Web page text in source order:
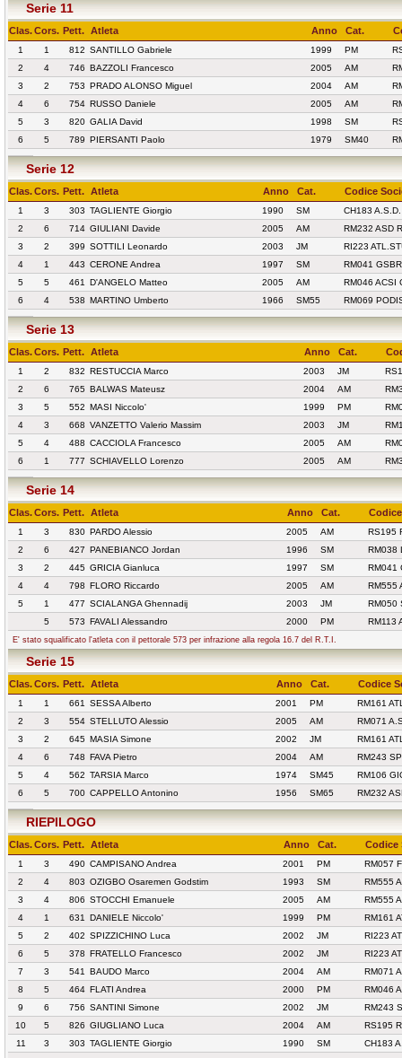
Serie 11
Clas.Cors. Pett. Atleta Anno Cat.
1 1 812 SANTILLO Gabriele 1999 PM
2
4 746 BAZZOLI Francesco 2005 AM
3
2 753 PRADO ALONSO Miguel 2004 AM
4
6 754 RUSSO Daniele 2005 AM
5
3 820 GALIA David 1998 SM
6
5 789 PIERSANTI Paolo 1979 SM40
Serie 12
Clas.Cors. Pett. Atleta Anno Cat. Codice
1 3 303 TAGLIENTE Giorgio 1990 SM
CH183
2
6 714 GIULIANI Davide 2005 AM
RM232 ASD
3
2 399 SOTTILI Leonardo 2003 JM
RI223
4
1 443 CERONE Andrea 1997 SM
RM041 GSBR
5
5 461 D'ANGELO Matteo 2005 AM
RM046 ACSI
6
4 538 MARTINO Umberto 1966 SM55 RM069
Serie 13
Clas.Cors. Pett. Atleta Anno Cat.
1 2 832 RESTUCCIA Marco 2003 JM
2
6 765 BALWAS Mateusz 2004 AM
3
5 552 MASI Niccolo' 1999 PM
4
3 668 VANZETTO Valerio Massim 2003 JM
5
4 488 CACCIOLA Francesco 2005 AM
6
1 777 SCHIAVELLO Lorenzo 2005 AM
Serie 14
Clas.Cors. Pett. Atleta Anno Cat.
1 3 830 PARDO Alessio 2005 AM
RS195
2
6 427 PANEBIANCO Jordan 1996 SM
RM038
3
2 445 GRICIA Gianluca 1997 SM
RM041
4
4 798 FLORO Riccardo 2005 AM
RM555
5
1 477 SCIALANGA Ghennadij 2003 JM
RM050
5
573 FAVALI Alessandro 2000 PM RM113
E' stato squalificato l'atleta con il pettorale 573 per infrazione alla regola 16.7 del R.T.I.
Serie 15
Clas.Cors. Pett. Atleta Anno Cat. Codice
1 1 661 SESSA Alberto 2001 PM
RM161
2
3 554 STELLUTO Alessio 2005 AM
RM071
3
2 645 MASIA Simone 2002 JM
RM161
4
6 748 FAVA Pietro 2004 AM
RM243
5
4 562 TARSIA Marco 1974 SM45
RM106
6
5 700 CAPPELLO Antonino 1956 SM65 RM232
RIEPILOGO
Clas.Cors. Pett. Atleta Anno Cat. Codice
1 3 490 CAMPISANO Andrea 2001 PM
RM057
2
4 803 OZIGBO Osaremen Godstim 1993 SM
RM555
3
4 806 STOCCHI Emanuele 2005 AM
RM555
4
1 631 DANIELE Niccolo' 1999 PM
RM161
5
2 402 SPIZZICHINO Luca 2002 JM
RI223
6
5 378 FRATELLO Francesco 2002 JM
RI223
7
3 541 BAUDO Marco 2004 AM
RM071
8
5 464 FLATI Andrea 2000 PM
RM046
9
6 756 SANTINI Simone 2002 JM
RM243
10
5 826 GIUGLIANO Luca 2004 AM
RS195
11
3 303 TAGLIENTE Giorgio 1990 SM
CH183